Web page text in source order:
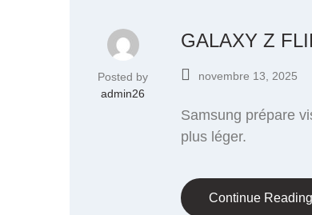
Posted by
admin26
GALAXY Z
novembre 13, 2025
Samsung prépare
plus léger.
Continue Reading